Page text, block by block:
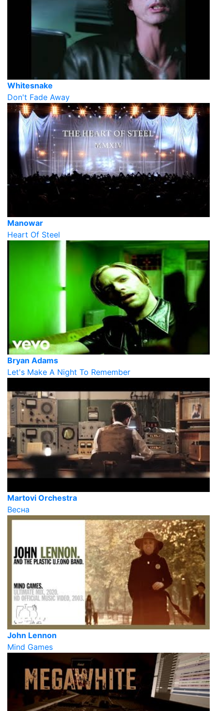
Whitesnake
Don't Fade Away
Manowar
Heart Of Steel
Bryan Adams
Let's Make A Night To Remember
Martovi Orchestra
Весна
John Lennon
Mind Games